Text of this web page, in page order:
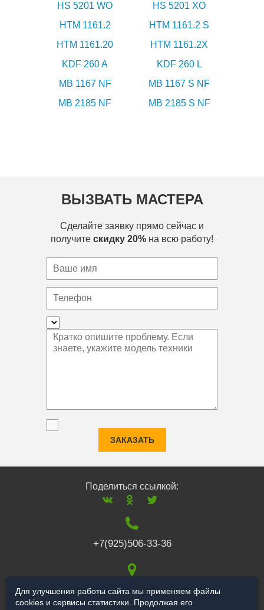
HS 5201 WO
HS 5201 XO
HTM 1161.2
HTM 1161.2 S
HTM 1161.20
HTM 1161.2X
KDF 260 A
KDF 260 L
MB 1167 NF
MB 1167 S NF
MB 2185 NF
MB 2185 S NF
ВЫЗВАТЬ МАСТЕРА
Сделайте заявку прямо сейчас и
получите скидку 20% на всю работу!
ЗАКАЗАТЬ
Поделиться ссылкой:
+7(925)506-33-36
117519,г. Москва,
Варшавское ш., 132
Для улучшения работы сайта мы применяем файлы
cookies и сервисы статистики. Продолжая его